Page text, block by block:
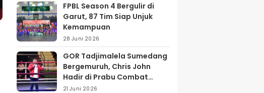
FPBL Season 4 Bergulir di
Garut, 87 Tim Siap Unjuk
Kemampuan
28 Juni 2026
GOR Tadjimalela Sumedang
Bergemuruh, Chris John
Hadir di Prabu Combat
Series 2026
21 Juni 2026